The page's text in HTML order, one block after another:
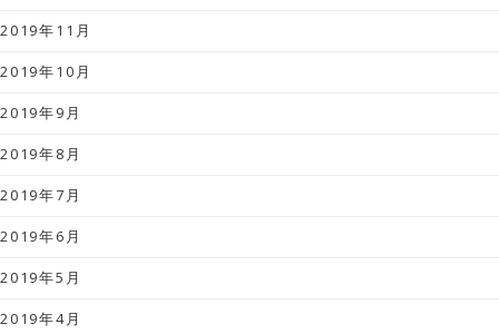
2019年11月
2019年10月
2019年9月
2019年8月
2019年7月
2019年6月
2019年5月
2019年4月